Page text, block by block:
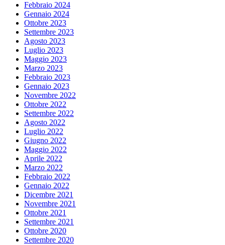
Febbraio 2024
Gennaio 2024
Ottobre 2023
Settembre 2023
Agosto 2023
Luglio 2023
Maggio 2023
Marzo 2023
Febbraio 2023
Gennaio 2023
Novembre 2022
Ottobre 2022
Settembre 2022
Agosto 2022
Luglio 2022
Giugno 2022
Maggio 2022
Aprile 2022
Marzo 2022
Febbraio 2022
Gennaio 2022
Dicembre 2021
Novembre 2021
Ottobre 2021
Settembre 2021
Ottobre 2020
Settembre 2020